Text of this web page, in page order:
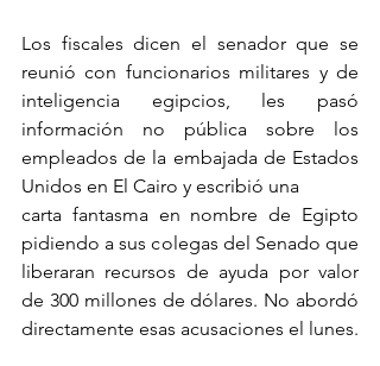
Los fiscales dicen el senador que se
reunió con funcionarios militares y de
inteligencia egipcios, les pasó
información no pública sobre los
empleados de la embajada de Estados
Unidos en El Cairo y escribió una
carta fantasma en nombre de Egipto
pidiendo a sus colegas del Senado que
liberaran recursos de ayuda por valor
de 300 millones de dólares. No abordó